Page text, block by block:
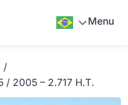
Menu
/
/ 2005 – 2.717 H.T.